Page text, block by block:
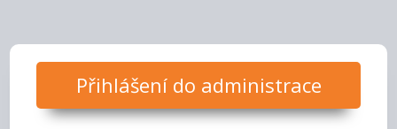
Přihlášení do administrace